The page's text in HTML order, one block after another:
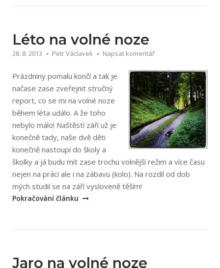
volné
noze“
Léto na volné noze
28. 8. 2013 Petr Václavek Napsat komentář
Prázdniny pomalu končí a tak je
načase zase zveřejnit stručný
report, co se mi na volné noze
během léta událo. A že toho
nebylo málo! Naštěstí září už je
konečně tady, naše dvě děti
konečně nastoupí do školy a
školky a já budu mít zase trochu volnější režim a více času
nejen na práci ale i na zábavu (kolo). Na rozdíl od dob
mých studií se na září vysloveně těším!
Pokračování článku
Jaro na volné noze